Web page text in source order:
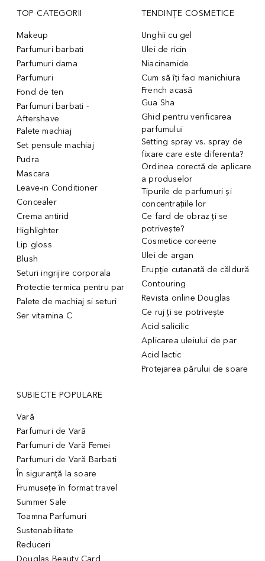
TOP CATEGORII
Makeup
Parfumuri barbati
Parfumuri dama
Parfumuri
Fond de ten
Parfumuri barbati -
Aftershave
Palete machiaj
Set pensule machiaj
Pudra
Mascara
Leave-in Conditioner
Concealer
Crema antirid
Highlighter
Lip gloss
Blush
Seturi ingrijire corporala
Protectie termica pentru par
Palete de machiaj si seturi
Ser vitamina C
TENDINȚE COSMETICE
Unghii cu gel
Ulei de ricin
Niacinamide
Cum să îți faci manichiura
French acasă
Gua Sha
Ghid pentru verificarea
parfumului
Setting spray vs. spray de
fixare care este diferenta?
Ordinea corectă de aplicare
a produselor
Tipurile de parfumuri și
concentrațiile lor
Ce fard de obraz ți se
potrivește?
Cosmetice coreene
Ulei de argan
Erupție cutanată de căldură
Contouring
Revista online Douglas
Ce ruj ți se potrivește
Acid salicilic
Aplicarea uleiului de par
Acid lactic
Protejarea părului de soare
SUBIECTE POPULARE
Vară
Parfumuri de Vară
Parfumuri de Vară Femei
Parfumuri de Vară Barbati
În siguranță la soare
Frumusețe în format travel
Summer Sale
Toamna Parfumuri
Sustenabilitate
Reduceri
Douglas Beauty Card